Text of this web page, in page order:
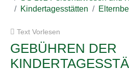
Kindertagesstätten
Text Vorlesen
GEBÜHREN DER